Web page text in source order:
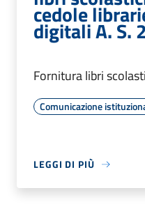
cedole
digitali A. S.
Fornitura libri
Comunicazione
LEGGI DI PIÙ